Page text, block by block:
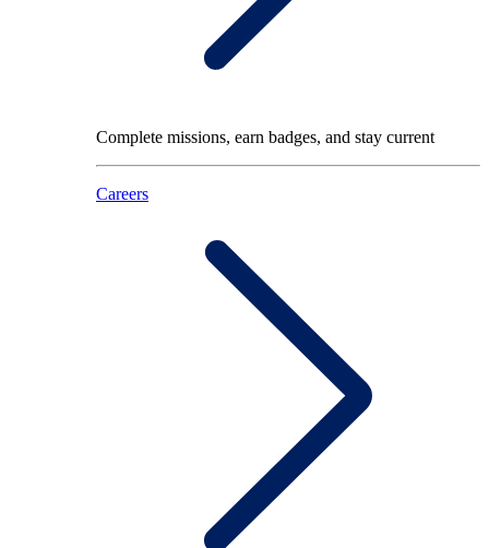
Complete missions, earn badges, and stay current
Careers